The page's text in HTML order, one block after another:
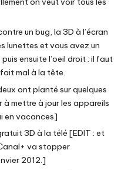
un bug, la 3D à l’écran
lunettes et vous avez un
ensuite l’oeil droit : il faut
mal à la tête.
ont planté sur quelques
à mettre à jour les appareils
en vacances]
3D à la télé [EDIT : et
va stopper
2012.]